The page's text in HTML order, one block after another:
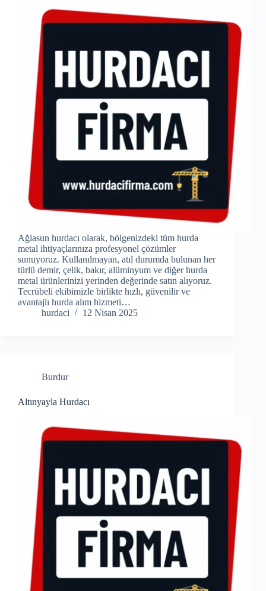
Ağlasun hurdacı olarak, bölgenizdeki tüm hurda
metal ihtiyaçlarınıza profesyonel çözümler
sunuyoruz. Kullanılmayan, atıl durumda bulunan her
türlü demir, çelik, bakır, alüminyum ve diğer hurda
metal ürünlerinizi yerinden değerinde satın alıyoruz.
Tecrübeli ekibimizle birlikte hızlı, güvenilir ve
avantajlı hurda alım hizmeti…
hurdaci
12 Nisan 2025
Burdur
Altınyayla Hurdacı